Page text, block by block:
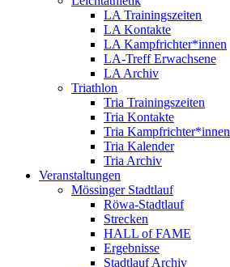
LA Trainingszeiten
LA Kontakte
LA Kampfrichter*innen
LA-Treff Erwachsene
LA Archiv
Triathlon
Tria Trainingszeiten
Tria Kontakte
Tria Kampfrichter*innen
Tria Kalender
Tria Archiv
Veranstaltungen
Mössinger Stadtlauf
Röwa-Stadtlauf
Strecken
HALL of FAME
Ergebnisse
Stadtlauf Archiv